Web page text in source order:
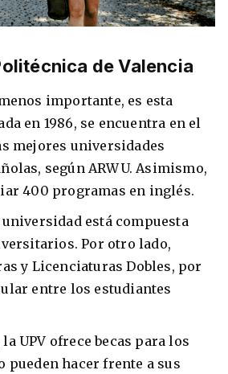
de Valencia
importante, es esta
en 1986, se encuentra en el
mejores universidades
según ARWU. Asimismo,
400 programas en inglés.
está compuesta
Por otro lado,
y Licenciaturas Dobles, por
entre los estudiantes
UPV ofrece becas para los
pueden hacer frente a sus